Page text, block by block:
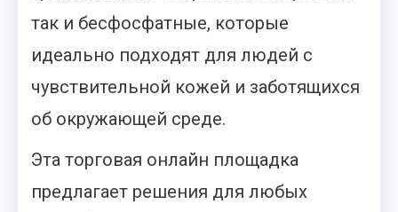
так и бесфосфатные, которые
идеально подходят для людей с
чувствительной кожей и заботящихся
об окружающей среде.
Эта торговая онлайн площадка
предлагает решения для любых